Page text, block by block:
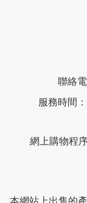
聯絡電
服務時間
網上購物程